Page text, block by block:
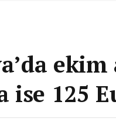
ise 125